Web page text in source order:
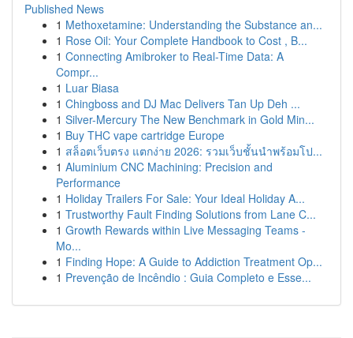
Published News
1 Methoxetamine: Understanding the Substance an...
1 Rose Oil: Your Complete Handbook to Cost , B...
1 Connecting Amibroker to Real-Time Data: A
Compr...
1 Luar Biasa
1 Chingboss and DJ Mac Delivers Tan Up Deh ...
1 Silver-Mercury The New Benchmark in Gold Min...
1 Buy THC vape cartridge Europe
1 สล็อตเว็บตรง แตกง่าย 2026: รวมเว็บชั้นนำพร้อมโป...
1 Aluminium CNC Machining: Precision and
Performance
1 Holiday Trailers For Sale: Your Ideal Holiday A...
1 Trustworthy Fault Finding Solutions from Lane C...
1 Growth Rewards within Live Messaging Teams -
Mo...
1 Finding Hope: A Guide to Addiction Treatment Op...
1 Prevenção de Incêndio : Guia Completo e Esse...